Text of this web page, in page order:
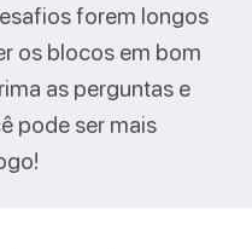
forem longos
os blocos em bom
as perguntas e
pode ser mais